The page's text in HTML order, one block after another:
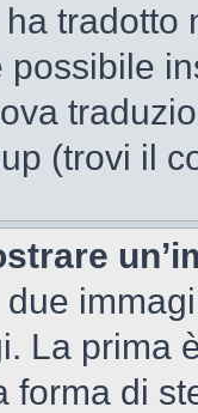
possibile
(trovi il
La prima
forma di